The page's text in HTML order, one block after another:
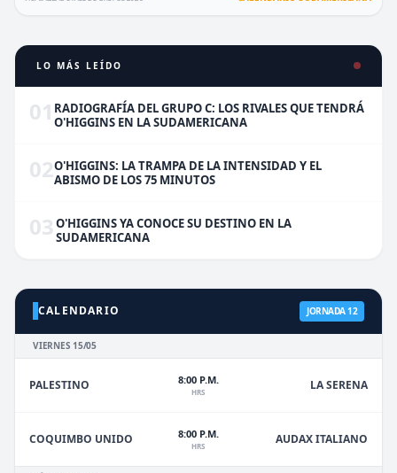
LO MÁS LEÍDO
01 RADIOGRAFÍA DEL GRUPO C: LOS RIVALES QUE TENDRÁ
O'HIGGINS EN LA SUDAMERICANA
02O'HIGGINS: LA TRAMPA DE LA INTENSIDAD Y EL
ABISMO DE LOS 75 MINUTOS
03 O'HIGGINS YA CONOCE SU DESTINO EN LA
SUDAMERICANA
CALENDARIO JORNADA 12
VIERNES 15/05
PALESTINO 8:00 P.M.
HRS LA SERENA
COQUIMBO UNIDO 8:00 P.M.
HRS AUDAX ITALIANO